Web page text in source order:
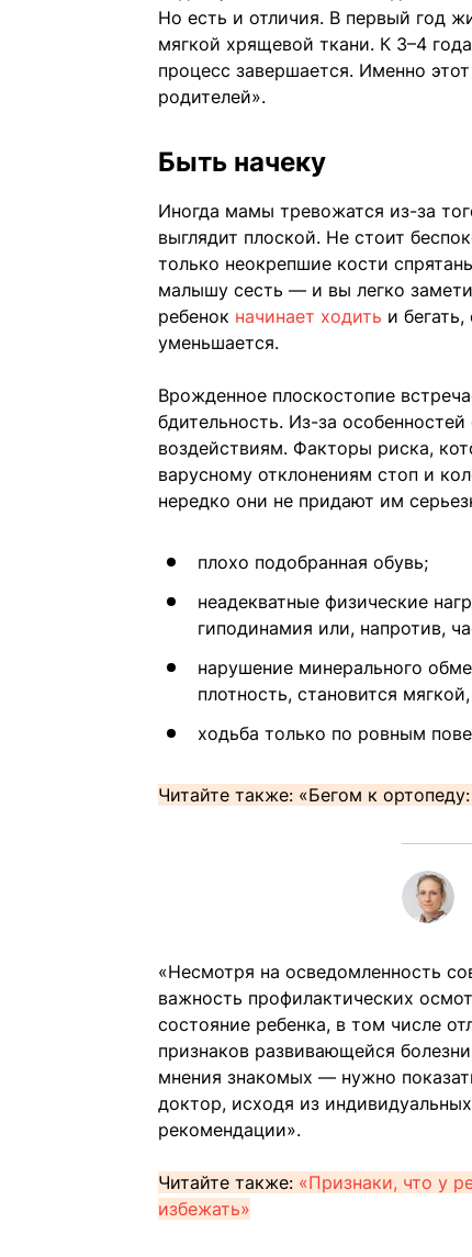
Но есть и отличия. В первый год
мягкой хрящевой ткани. К 3–4
процесс завершается. Именно
родителей».
Быть начеку
Иногда мамы тревожатся из-за
выглядит плоской. Не стоит
только неокрепшие кости
малышу сесть — и вы легко
ребенок начинает ходить и
уменьшается.
Врожденное плоскостопие
бдительность. Из-за
воздействиям. Факторы риска,
варусному отклонениям стоп и
нередко они не придают им
плохо подобранная обувь;
неадекватные физические
гиподинамия или, напротив,
нарушение минерального
плотность, становится
ходьба только по ровным
Читайте также: «Бегом к
«Несмотря на осведомленность
важность профилактических
состояние ребенка, в том числе
признаков развивающейся
мнения знакомых — нужно
доктор, исходя из
рекомендации».
Читайте также: «Признаки, что у
избежать»